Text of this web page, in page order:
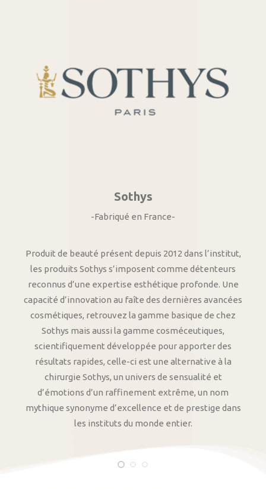
Sothys
-Fabriqué en France-
Produit de beauté présent depuis 2012 dans l’institut,
les produits Sothys s’imposent comme détenteurs
reconnus d’une expertise esthétique profonde. Une
capacité d’innovation au faîte des dernières avancées
cosmétiques, retrouvez la gamme basique de chez
Sothys mais aussi la gamme cosméceutiques,
scientifiquement développée pour apporter des
résultats rapides, celle-ci est une alternative à la
chirurgie Sothys, un univers de sensualité et
d’émotions d’un raffinement extrême, un nom
mythique synonyme d’excellence et de prestige dans
les instituts du monde entier.